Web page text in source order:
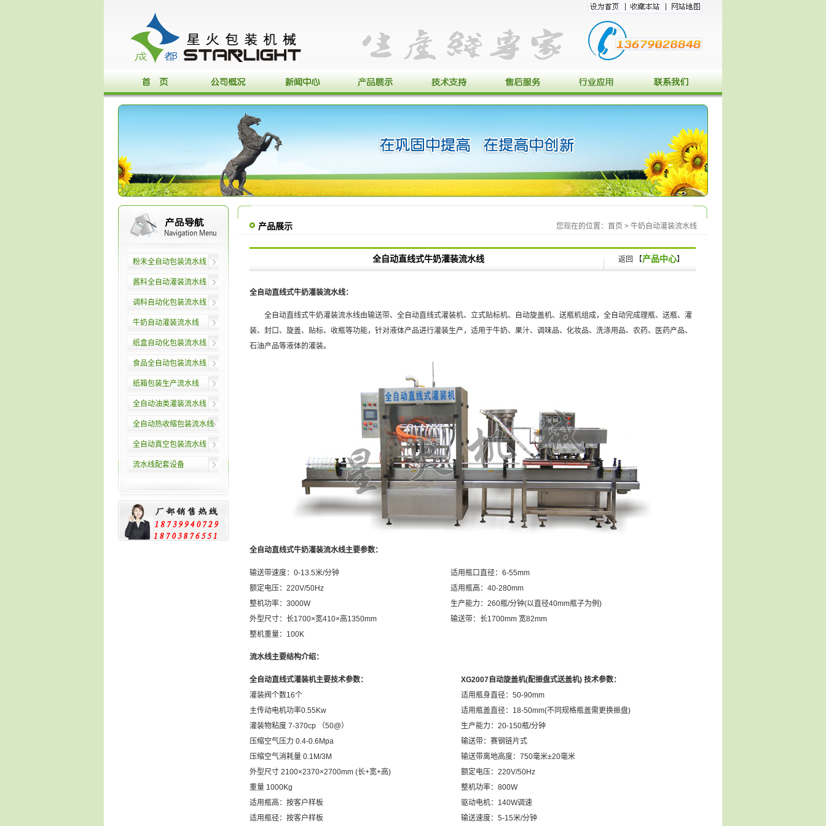
粉末全自动包装流水线
酱料全自动灌装流水线
调料自动化包装流水线
牛奶自动灌装流水线
纸盒自动化包装流水线
食品全自动包装流水线
纸箱包装生产流水线
全自动油类灌装流水线
全自动热收缩包装流水线
全自动真空包装流水线
流水线配套设备
产品展示 您现在的位置： 首页 > 牛奶自动灌装流水线
全自动直线式牛奶灌装流水线 返回 【产品中心】
全自动直线式牛奶灌装流水线：
全自动直线式牛奶灌装流水线由输送带、全自动直线式灌装机、立式贴标机、自动旋盖机、送瓶机组成，全自动完成理瓶、送瓶、灌
装、封口、旋盖、贴标、收瓶等功能，针对液体产品进行灌装生产，适用于牛奶、果汁、调味品、化妆品、洗涤用品、农药、医药产品、
石油产品等液体的灌装。
全自动直线式牛奶灌装流水线主要参数：
输送带速度：0-13.5米/分钟
额定电压：220V/50Hz
整机功率：3000W
外型尺寸：长1700×宽410×高1350mm
整机重量：100K
适用瓶口直径：6-55mm
适用瓶高：40-280mm
生产能力：260瓶/分钟(以直径40mm瓶子为例)
输送带：长1700mm 宽82mm
流水线主要结构介绍：
全自动直线式灌装机主要技术参数：
灌装阀个数16个
主传动电机功率0.55Kw
灌装物粘度 7-370cp （50@）
压缩空气压力 0.4-0.6Mpa
压缩空气消耗量 0.1M/3M
外型尺寸 2100×2370×2700mm (长+宽+高)
重量 1000Kg
适用瓶高：按客户样板
适用瓶径：按客户样板
XG2007自动旋盖机(配振盘式送盖机) 技术参数：
适用瓶身直径：50-90mm
适用瓶盖直径：18-50mm(不同规格瓶盖需更换振盘)
生产能力：20-150瓶/分钟
输送带：赛钢链片式
输送带离地高度：750毫米±20毫米
额定电压：220V/50Hz
整机功率：800W
驱动电机：140W调速
输送速度：5-15米/分钟